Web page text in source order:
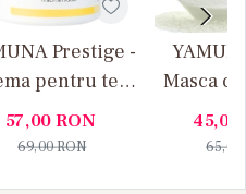
Prestige -
pentru ten
acneic cu
Niacinamida
57,00RON
69,00RON
Masca
si45,00
65,00